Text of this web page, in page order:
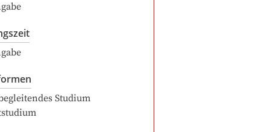
Studium